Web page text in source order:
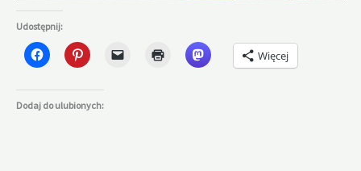
Udostępnij:
Więcej
Dodaj do ulubionych: